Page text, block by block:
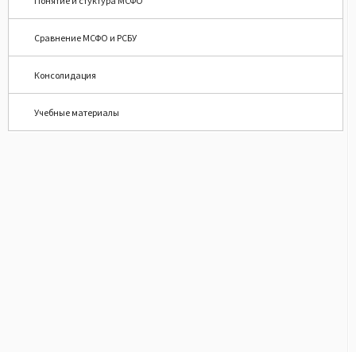
Сравнение МСФО и РСБУ
Консолидация
Учебные материалы